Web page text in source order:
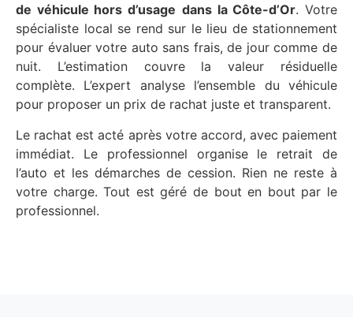
de véhicule hors d’usage dans la Côte-d’Or. Votre
spécialiste local se rend sur le lieu de stationnement
pour évaluer votre auto sans frais, de jour comme de
nuit. L’estimation couvre la valeur résiduelle
complète. L’expert analyse l’ensemble du véhicule
pour proposer un prix de rachat juste et transparent.
Le rachat est acté après votre accord, avec paiement
immédiat. Le professionnel organise le retrait de
l’auto et les démarches de cession. Rien ne reste à
votre charge. Tout est géré de bout en bout par le
professionnel.